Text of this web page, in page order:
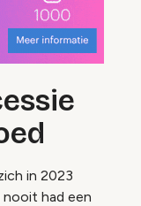
in 2023
nooit had een